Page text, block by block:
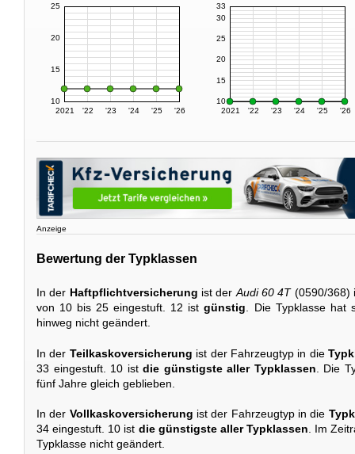
2021 '22 '23 '24 '25 '26
10
15
20
25
2021 '22 '23 '24 '25 '26
10
15
20
25
30
33
Anzeige
Bewertung der Typklassen
In der Haftpflichtversicherung ist der Audi 60 4T(0590/368)
von 10 bis 25 eingestuft. 12 istgünstig . Die Typklasse
hinweg nicht geändert.
In der Teilkaskoversicherung ist der Fahrzeugtyp in die
33 eingestuft. 10 ist die günstigste aller Typklassen . Die
fünf Jahre gleich geblieben.
In der Vollkaskoversicherung ist der Fahrzeugtyp in die
34 eingestuft. 10 ist die günstigste aller Typklassen. Im
Typklasse nicht geändert.